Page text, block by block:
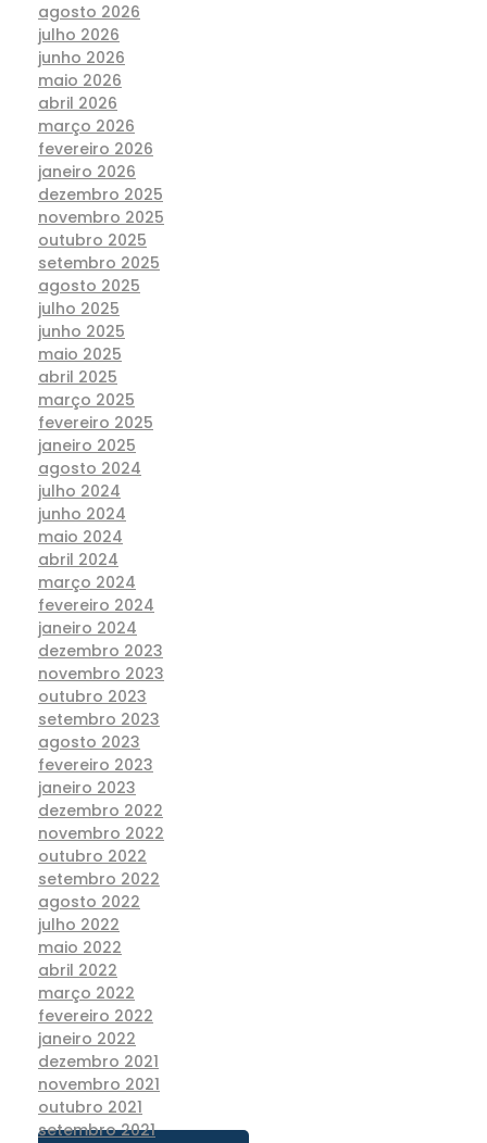
agosto 2026
julho 2026
junho 2026
maio 2026
abril 2026
março 2026
fevereiro 2026
janeiro 2026
dezembro 2025
novembro 2025
outubro 2025
setembro 2025
agosto 2025
julho 2025
junho 2025
maio 2025
abril 2025
março 2025
fevereiro 2025
janeiro 2025
agosto 2024
julho 2024
junho 2024
maio 2024
abril 2024
março 2024
fevereiro 2024
janeiro 2024
dezembro 2023
novembro 2023
outubro 2023
setembro 2023
agosto 2023
fevereiro 2023
janeiro 2023
dezembro 2022
novembro 2022
outubro 2022
setembro 2022
agosto 2022
julho 2022
maio 2022
abril 2022
março 2022
fevereiro 2022
janeiro 2022
dezembro 2021
novembro 2021
outubro 2021
setembro 2021